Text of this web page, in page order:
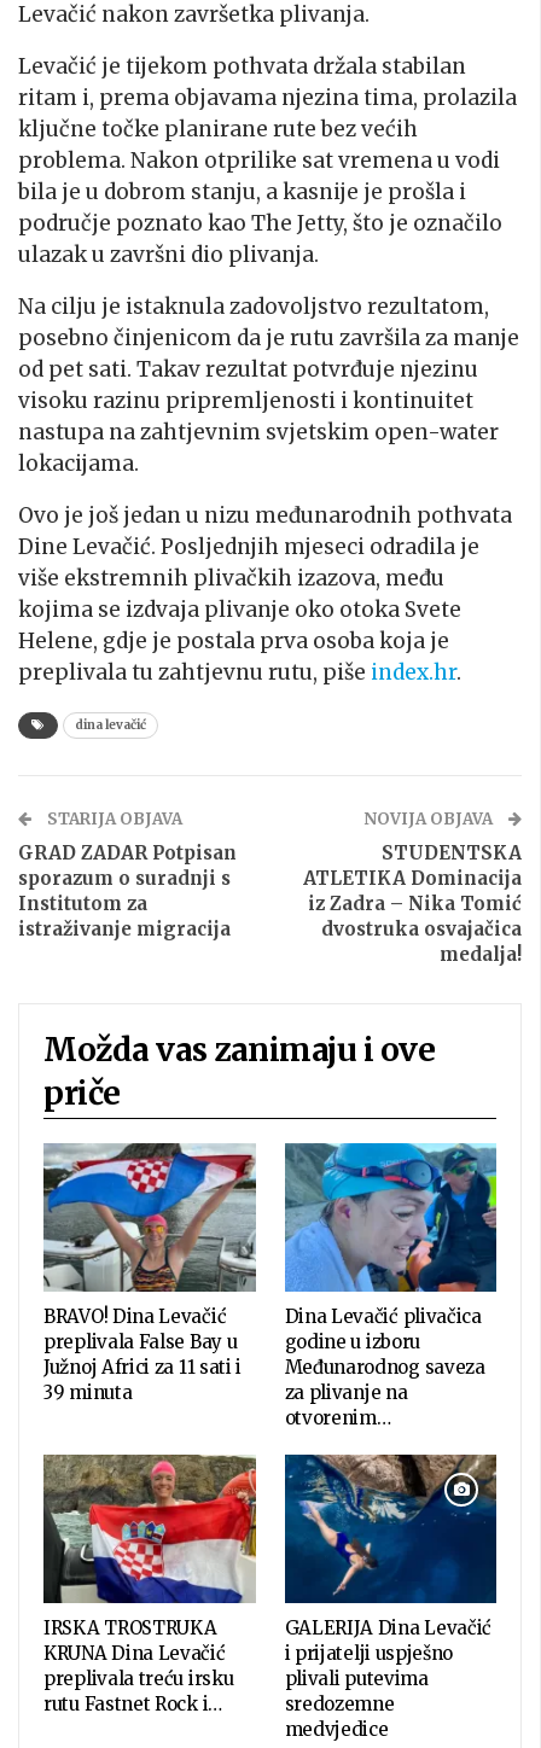
Levačić nakon završetka plivanja.
Levačić je tijekom pothvata držala stabilan
ritam i, prema objavama njezina tima, prolazila
ključne točke planirane rute bez većih
problema. Nakon otprilike sat vremena u vodi
bila je u dobrom stanju, a kasnije je prošla i
područje poznato kao The Jetty, što je označilo
ulazak u završni dio plivanja.
Na cilju je istaknula zadovoljstvo rezultatom,
posebno činjenicom da je rutu završila za manje
od pet sati. Takav rezultat potvrđuje njezinu
visoku razinu pripremljenosti i kontinuitet
nastupa na zahtjevnim svjetskim open-water
lokacijama.
Ovo je još jedan u nizu međunarodnih pothvata
Dine Levačić. Posljednjih mjeseci odradila je
više ekstremnih plivačkih izazova, među
kojima se izdvaja plivanje oko otoka Svete
Helene, gdje je postala prva osoba koja je
preplivala tu zahtjevnu rutu, piše index.hr.
dina levačić
STARIJA OBJAVA
GRAD ZADAR Potpisan
sporazum o suradnji s
Institutom za
istraživanje migracija
NOVIJA OBJAVA
STUDENTSKA
ATLETIKA Dominacija
iz Zadra – Nika Tomić
dvostruka osvajačica
medalja!
Možda vas zanimaju i ove
priče
BRAVO! Dina Levačić
preplivala False Bay u
Južnoj Africi za 11 sati i
39 minuta
Dina Levačić plivačica
godine u izboru
Međunarodnog saveza
za plivanje na
otvorenim…
IRSKA TROSTRUKA
KRUNA Dina Levačić
preplivala treću irsku
rutu Fastnet Rock i…
GALERIJA Dina Levačić
i prijatelji uspješno
plivali putevima
sredozemne
medvjedice